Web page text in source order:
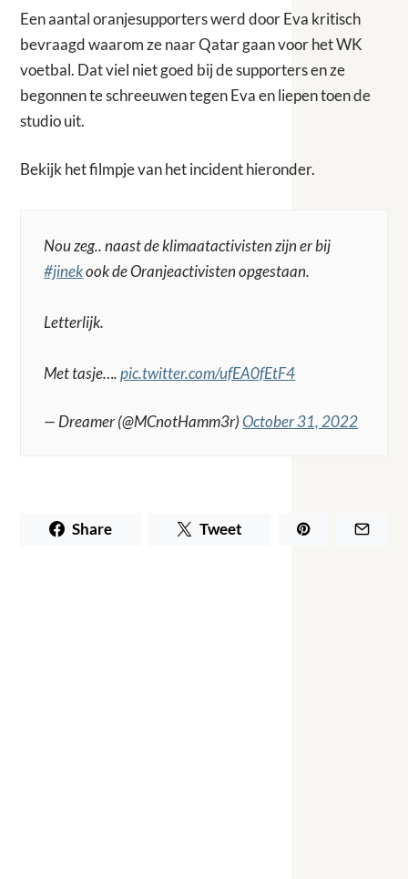
Een aantal oranjesupporters werd door Eva kritisch
bevraagd waarom ze naar Qatar gaan voor het WK
voetbal. Dat viel niet goed bij de supporters en ze
begonnen te schreeuwen tegen Eva en liepen toen de
studio uit.
Bekijk het filmpje van het incident hieronder.
Nou zeg.. naast de klimaatactivisten zijn er bij
#jinekook de Oranjeactivisten opgestaan.
Letterlijk.
Met tasje….pic.twitter.com/ufEA0fEtF4
— Dreamer (@MCnotHamm3r)October 31, 2022
Share Tweet